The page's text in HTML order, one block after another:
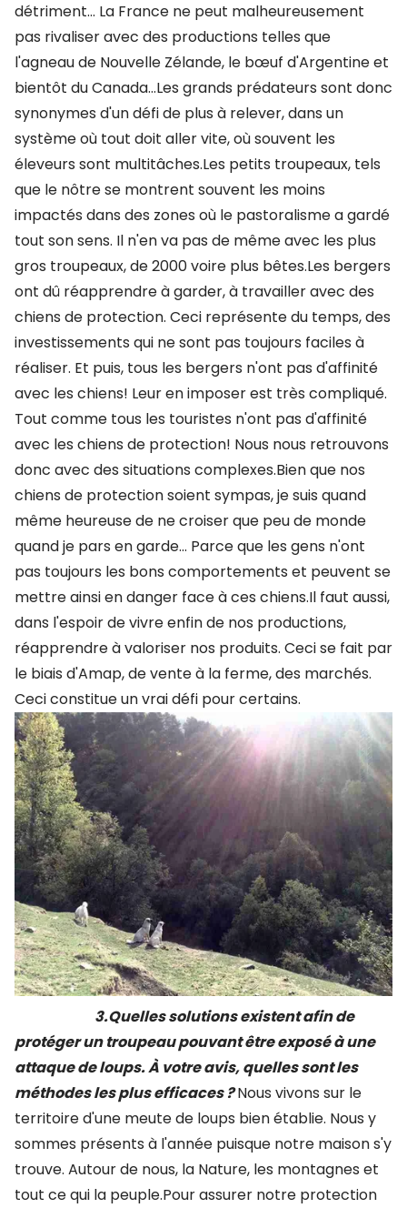
détriment... La France ne peut malheureusement
pas rivaliser avec des productions telles que
l'agneau de Nouvelle Zélande, le bœuf d'Argentine et
bientôt du Canada...Les grands prédateurs sont donc
synonymes d'un défi de plus à relever, dans un
système où tout doit aller vite, où souvent les
éleveurs sont multitâches.Les petits troupeaux, tels
que le nôtre se montrent souvent les moins
impactés dans des zones où le pastoralisme a gardé
tout son sens. Il n'en va pas de même avec les plus
gros troupeaux, de 2000 voire plus bêtes.Les bergers
ont dû réapprendre à garder, à travailler avec des
chiens de protection. Ceci représente du temps, des
investissements qui ne sont pas toujours faciles à
réaliser. Et puis, tous les bergers n'ont pas d'affinité
avec les chiens! Leur en imposer est très compliqué.
Tout comme tous les touristes n'ont pas d'affinité
avec les chiens de protection! Nous nous retrouvons
donc avec des situations complexes.Bien que nos
chiens de protection soient sympas, je suis quand
même heureuse de ne croiser que peu de monde
quand je pars en garde... Parce que les gens n'ont
pas toujours les bons comportements et peuvent se
mettre ainsi en danger face à ces chiens.Il faut aussi,
dans l'espoir de vivre enfin de nos productions,
réapprendre à valoriser nos produits. Ceci se fait par
le biais d'Amap, de vente à la ferme, des marchés.
Ceci constitue un vrai défi pour certains.
3.Quelles solutions existent afin de
protéger un troupeau pouvant être exposé à une
attaque de loups. À votre avis, quelles sont les
méthodes les plus efficaces ?Nous vivons sur le
territoire d'une meute de loups bien établie. Nous y
sommes présents à l'année puisque notre maison s'y
trouve. Autour de nous, la Nature, les montagnes et
tout ce qui la peuple.Pour assurer notre protection